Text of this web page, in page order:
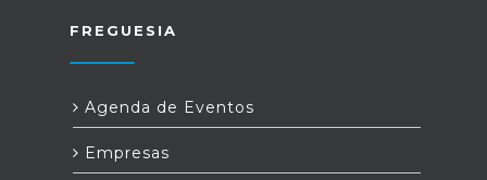
FREGUESIA
Agenda de Eventos
Empresas